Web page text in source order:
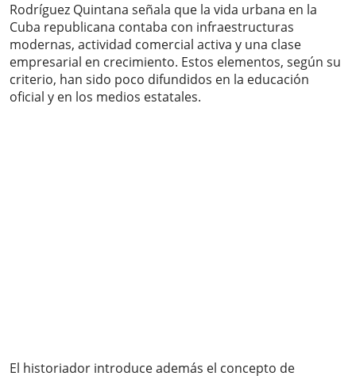
Rodríguez Quintana señala que la vida urbana en la
Cuba republicana contaba con infraestructuras
modernas, actividad comercial activa y una clase
empresarial en crecimiento. Estos elementos, según su
criterio, han sido poco difundidos en la educación
oficial y en los medios estatales.
El historiador introduce además el concepto de